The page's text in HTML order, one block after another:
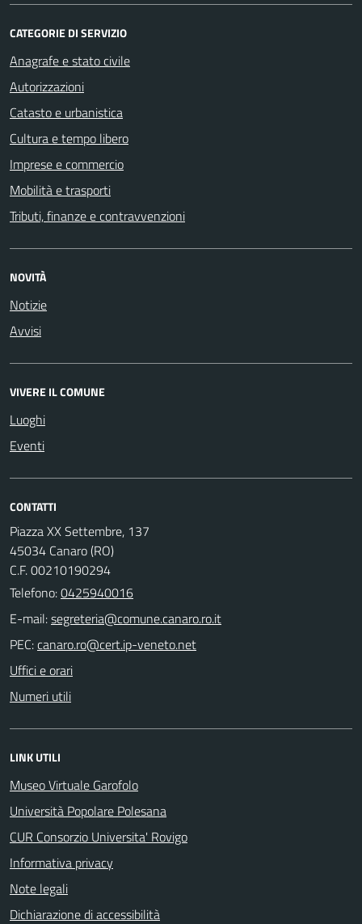
CATEGORIE DI SERVIZIO
Anagrafe e stato civile
Autorizzazioni
Catasto e urbanistica
Cultura e tempo libero
Imprese e commercio
Mobilità e trasporti
Tributi, finanze e contravvenzioni
NOVITÀ
Notizie
Avvisi
VIVERE IL COMUNE
Luoghi
Eventi
CONTATTI
Piazza XX Settembre, 137
45034 Canaro (RO)
C.F. 00210190294
Telefono:0425940016
E-mail:
PEC:
Uffici e orari
Numeri utili
LINK UTILI
Museo Virtuale Garofolo
Università Popolare Polesana
CUR Consorzio Universita' Rovigo
Informativa privacy
Note legali
Dichiarazione di accessibilità